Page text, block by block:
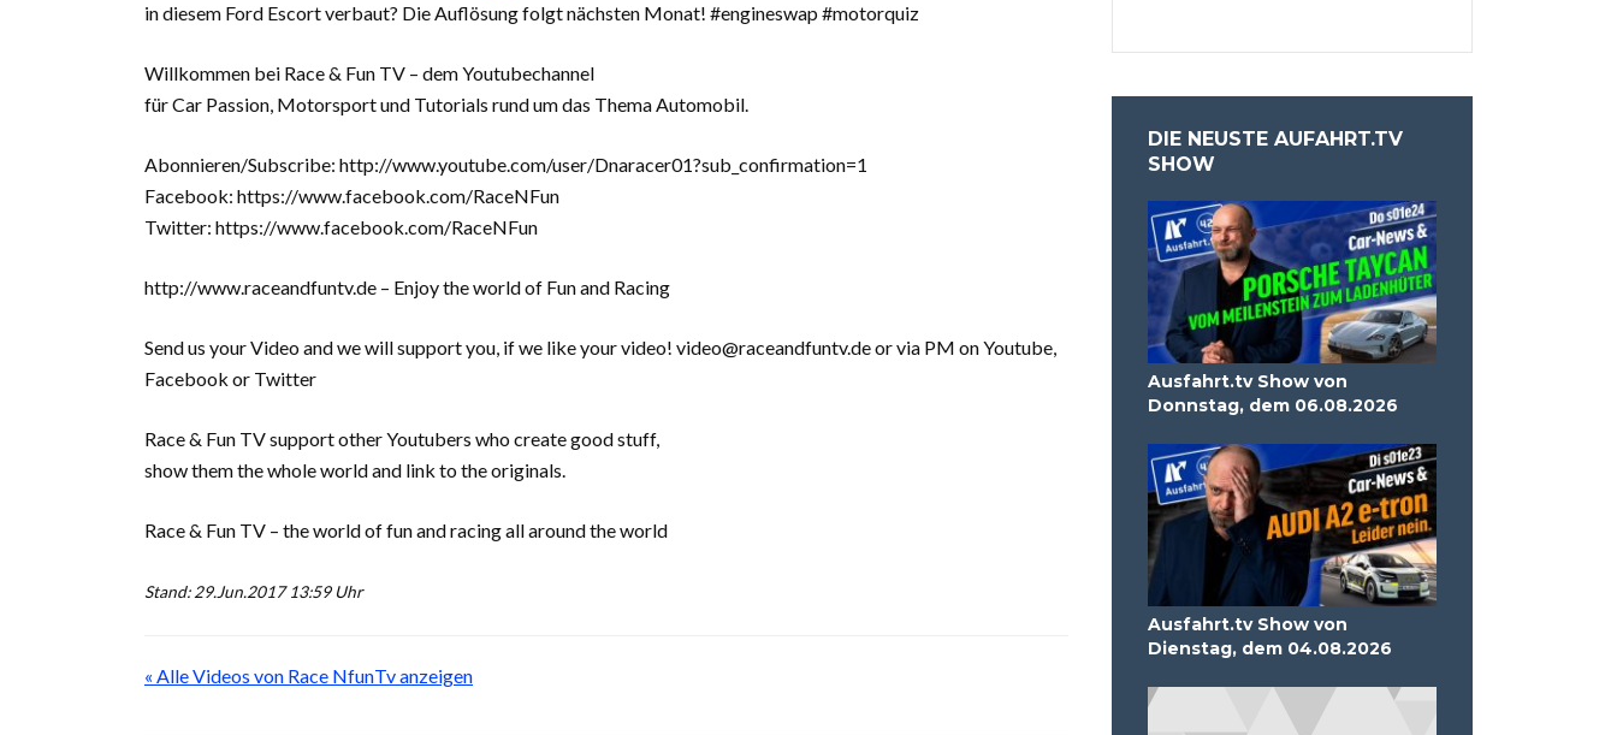
in diesem Ford Escort verbaut? Die Auflösung folgt nächsten Monat! #engineswap #motorquiz
Willkommen bei Race & Fun TV – dem Youtubechannel
für Car Passion, Motorsport und Tutorials rund um das Thema Automobil.
Abonnieren/Subscribe: http://www.youtube.com/user/Dnaracer01?sub_confirmation=1
Facebook: https://www.facebook.com/RaceNFun
Twitter: https://www.facebook.com/RaceNFun
http://www.raceandfuntv.de – Enjoy the world of Fun and Racing
Send us your Video and we will support you, if we like your video! video@raceandfuntv.de or via PM on Youtube,
Facebook or Twitter
Race & Fun TV support other Youtubers who create good stuff,
show them the whole world and link to the originals.
Race & Fun TV – the world of fun and racing all around the world
Stand: 29.Jun.2017 13:59 Uhr
« Alle Videos von Race NfunTv anzeigen
DIE NEUSTE AUFAHRT.TV
SHOW
Ausfahrt.tv Show von
Donnstag, dem 06.08.2026
Ausfahrt.tv Show von
Dienstag, dem 04.08.2026